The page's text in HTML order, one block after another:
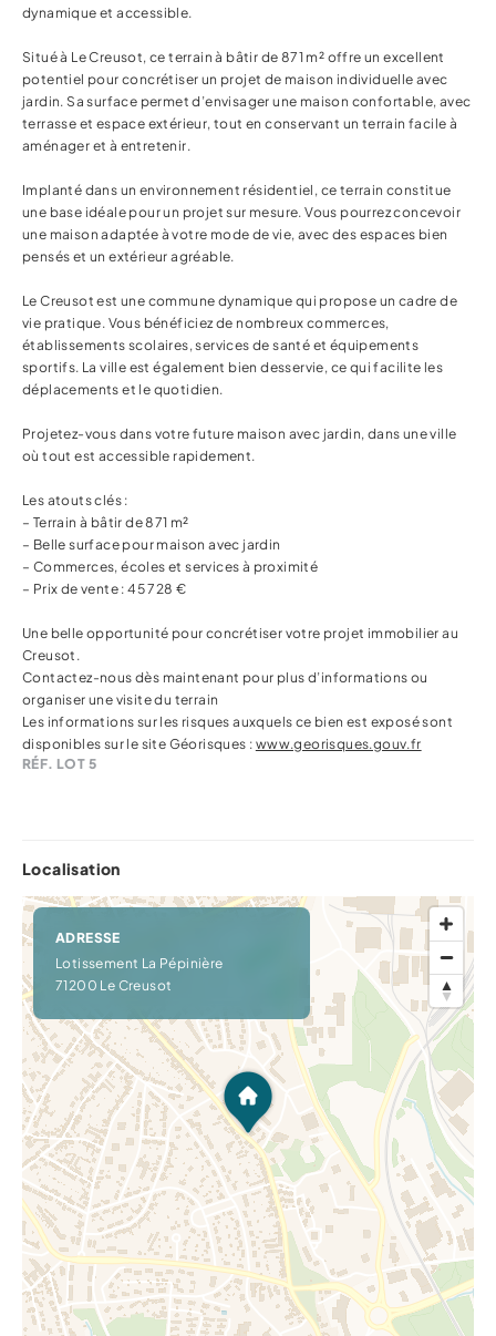
dynamique et accessible.
Situé à Le Creusot, ce terrain à bâtir de 871 m² offre un excellent
potentiel pour concrétiser un projet de maison individuelle avec
jardin. Sa surface permet d’envisager une maison confortable, avec
terrasse et espace extérieur, tout en conservant un terrain facile à
aménager et à entretenir.
Implanté dans un environnement résidentiel, ce terrain constitue
une base idéale pour un projet sur mesure. Vous pourrez concevoir
une maison adaptée à votre mode de vie, avec des espaces bien
pensés et un extérieur agréable.
Le Creusot est une commune dynamique qui propose un cadre de
vie pratique. Vous bénéficiez de nombreux commerces,
établissements scolaires, services de santé et équipements
sportifs. La ville est également bien desservie, ce qui facilite les
déplacements et le quotidien.
Projetez-vous dans votre future maison avec jardin, dans une ville
où tout est accessible rapidement.
Les atouts clés :
– Terrain à bâtir de 871 m²
– Belle surface pour maison avec jardin
– Commerces, écoles et services à proximité
– Prix de vente : 45 728 €
Une belle opportunité pour concrétiser votre projet immobilier au
Creusot.
Contactez-nous dès maintenant pour plus d’informations ou
organiser une visite du terrain
Les informations sur les risques auxquels ce bien est exposé sont
disponibles sur le site Géorisques : www.georisques.gouv.fr
RÉF. LOT 5
Localisation
ADRESSE
Lotissement La Pépinière
71200 Le Creusot